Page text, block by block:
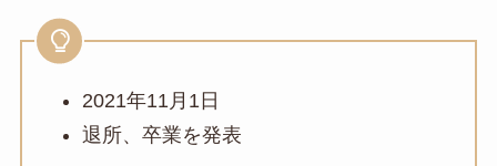
2021年11月1日
退所、卒業を発表